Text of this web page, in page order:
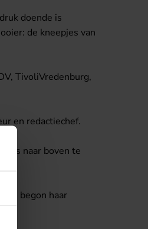
doende is
de kneepjes van
TivoliVredenburg,
en redactiechef.
naar boven te
en begon haar